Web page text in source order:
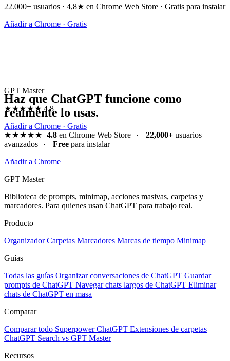
22.000+ usuarios · 4,8★ en Chrome Web Store · Gratis para instalar
Añadir a Chrome · Gratis
GPT Master
★★★★★ 4.8
Añadir a Chrome · Gratis
Haz que ChatGPT funcione como
realmente lo usas.
★★★★★ 4.8en Chrome Web Store · 22,000+usuarios
avanzados
· Free para instalar
Añadir a Chrome
GPT Master
Biblioteca de prompts, minimap, acciones masivas, carpetas y
marcadores. Para quienes usan ChatGPT para trabajo real.
Producto
OrganizadorCarpetas Marcadores Marcas de tiempo Minimap
Guías
Todas las guías Organizar conversaciones de ChatGPT Guardar
prompts de ChatGPT Navegar chats largos de ChatGPT Eliminar
chats de ChatGPT en masa
Comparar
Comparar todo Superpower ChatGPT Extensiones de carpetas
ChatGPT Search vs GPT Master
Recursos